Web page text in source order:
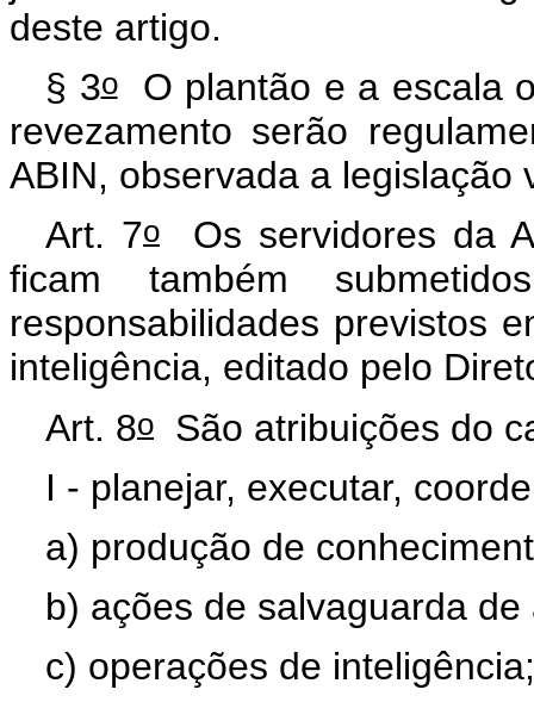
deste artigo.
§ 3oO plantão e a escala
revezamento serão
ABIN, observada a legislação
Art. 7o Os servidores da
ficam também
responsabilidades previstos
inteligência, editado pelo
Art. 8o São atribuições do
I - planejar, executar,
a) produção de
b) ações de salvaguarda
c) operações de inteligência;